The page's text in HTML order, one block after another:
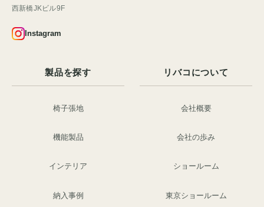
西新橋JKビル9F
Instagram
製品を探す
椅子張地
機能製品
インテリア
納入事例
リバコについて
会社概要
会社の歩み
ショールーム
東京ショールーム